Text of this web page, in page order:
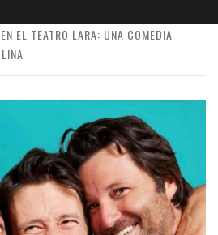
EL TEATRO LARA: UNA COMEDIA